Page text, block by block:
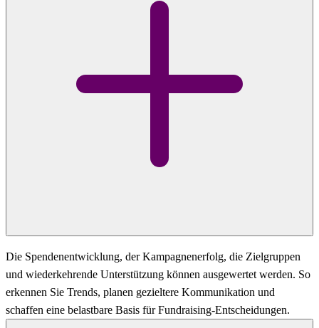
Die Spendenentwicklung, der Kampagnenerfolg, die Zielgruppen
und wiederkehrende Unterstützung können ausgewertet werden. So
erkennen Sie Trends, planen gezieltere Kommunikation und
schaffen eine belastbare Basis für Fundraising-Entscheidungen.